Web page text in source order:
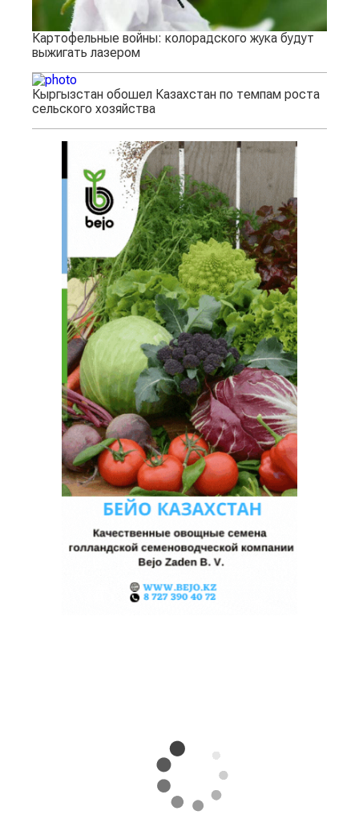
Картофельные войны: колорадского жука будут
выжигать лазером
Кыргызстан обошел Казахстан по темпам роста
сельского хозяйства